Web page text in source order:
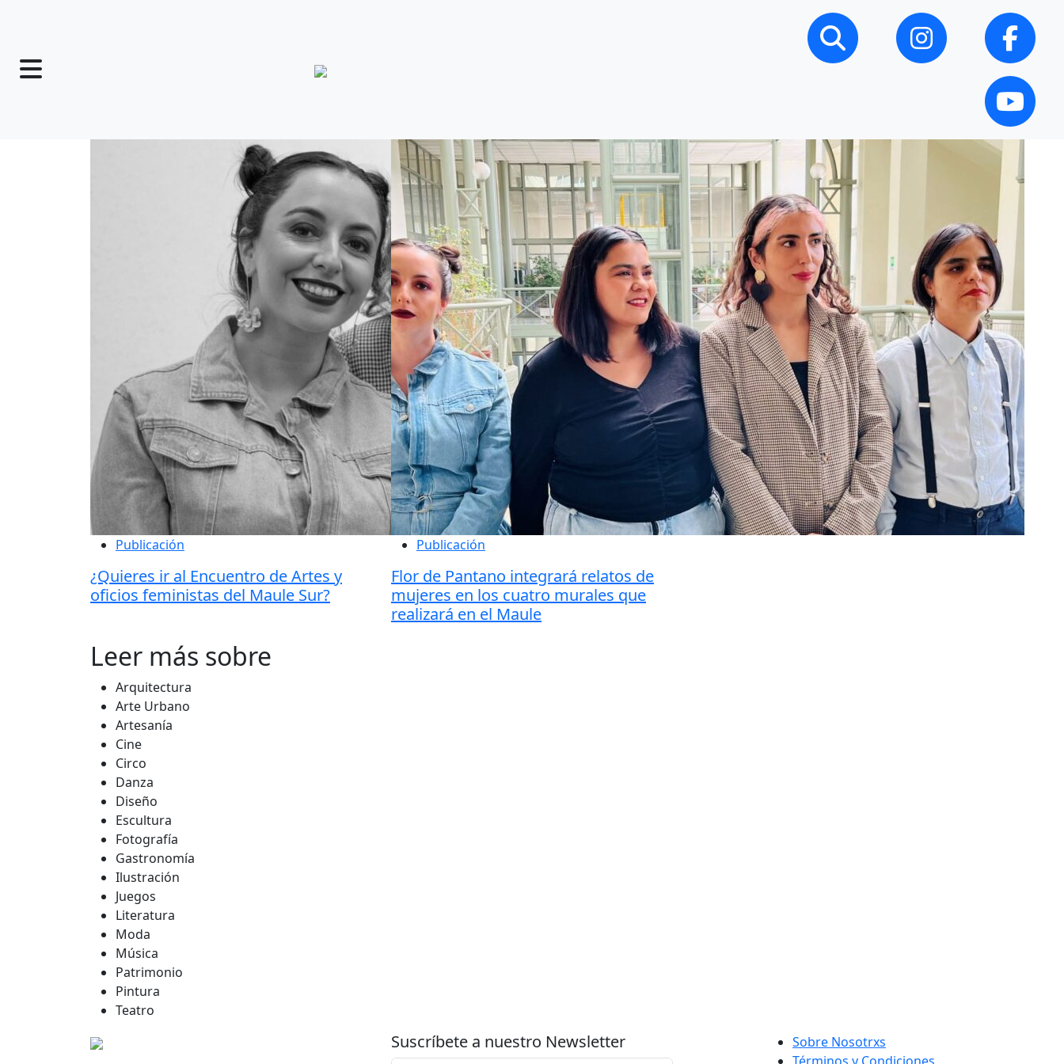
Publicación
¿Quieres ir al Encuentro de Artes y
oficios feministas del Maule Sur?
Publicación
Flor de Pantano integrará relatos de
mujeres en los cuatro murales que
realizará en el Maule
Leer más sobre
Arquitectura
Arte Urbano
Artesanía
Cine
Circo
Danza
Diseño
Escultura
Fotografía
Gastronomía
Ilustración
Juegos
Literatura
Moda
Música
Patrimonio
Pintura
Teatro
Suscríbete a nuestro Newsletter
Sobre Nosotrxs